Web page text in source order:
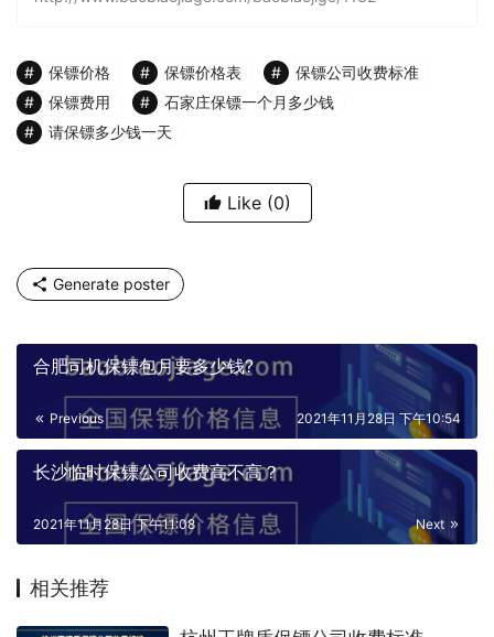
保镖价格 保镖价格表
保镖公司收费标准
保镖费用
石家庄保镖一个月多少钱
请保镖多少钱一天
Like (0)
Generate poster
合肥司机保镖包月要多少钱?
Previous 2021年11月28日 下午10:54
长沙临时保镖公司收费高不高？
Next
2021年11月28日 下午11:08
相关推荐